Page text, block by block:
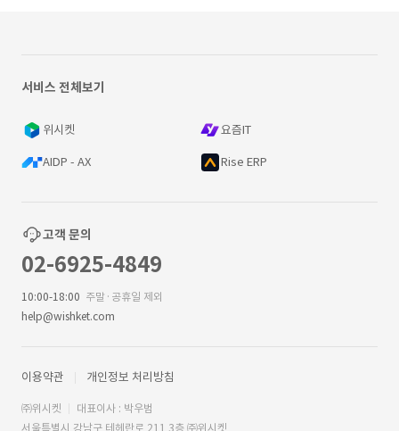
서비스 전체보기
위시켓 요즘IT
AIDP - AX Rise ERP
고객 문의
02-6925-4849
10:00-18:00 주말·공휴일 제외
help@wishket.com
이용약관 개인정보 처리방침
㈜위시켓
대표이사 : 박우범
서울특별시 강남구 테헤란로 211 3층 ㈜위시켓